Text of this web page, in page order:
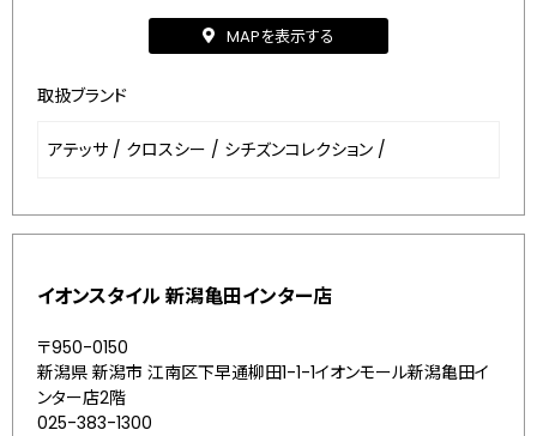
MAPを表示する
取扱ブランド
アテッサ / クロスシー / シチズンコレクション /
イオンスタイル 新潟亀田インター店
〒950-0150
新潟県 新潟市 江南区下早通柳田1-1-1イオンモール新潟亀田イ
ンター店2階
025-383-1300